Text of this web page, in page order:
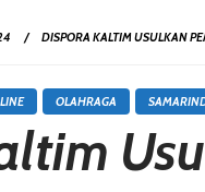
DISPORA KALTIM USULKAN
OLAHRAGA